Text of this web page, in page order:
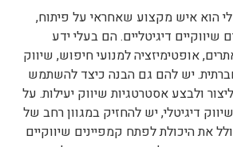
הוא איש מקצוע שאחראי על פיתוח,
שיווקיים דיגיטליים. הם בעלי ידע
אופטימיזציה למנועי חיפוש, שיווק
יש להם גם הבנה כיצד להשתמש
ולבצע אסטרטגיות שיווק יעילות. על
דיגיטלי, יש להחזיק במגוון רחב של
את היכולת לפתח קמפיינים שיווקיים